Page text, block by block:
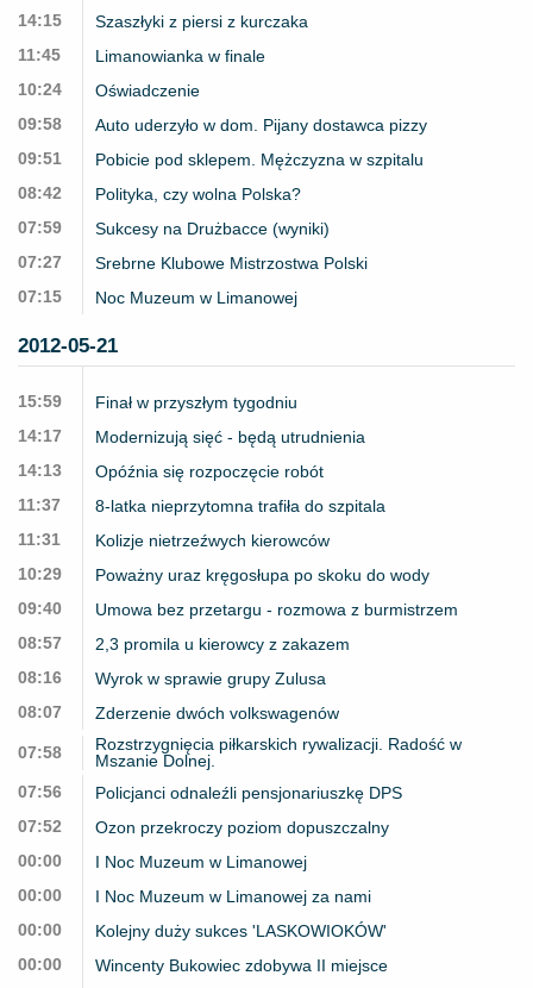
14:15
Szaszłyki z piersi z kurczaka
11:45
Limanowianka w finale
10:24
Oświadczenie
09:58
Auto uderzyło w dom. Pijany dostawca pizzy
09:51
Pobicie pod sklepem. Mężczyzna w szpitalu
08:42
Polityka, czy wolna Polska?
07:59
Sukcesy na Drużbacce (wyniki)
07:27
Srebrne Klubowe Mistrzostwa Polski
07:15
Noc Muzeum w Limanowej
2012-05-21
15:59
Finał w przyszłym tygodniu
14:17
Modernizują sięć - będą utrudnienia
14:13
Opóźnia się rozpoczęcie robót
11:37
8-latka nieprzytomna trafiła do szpitala
11:31
Kolizje nietrzeźwych kierowców
10:29
Poważny uraz kręgosłupa po skoku do wody
09:40
Umowa bez przetargu - rozmowa z burmistrzem
08:57
2,3 promila u kierowcy z zakazem
08:16
Wyrok w sprawie grupy Zulusa
08:07
Zderzenie dwóch volkswagenów
07:58
Rozstrzygnięcia piłkarskich rywalizacji. Radość w
Mszanie Dolnej.
07:56
Policjanci odnaleźli pensjonariuszkę DPS
07:52
Ozon przekroczy poziom dopuszczalny
00:00
I Noc Muzeum w Limanowej
00:00
I Noc Muzeum w Limanowej za nami
00:00
Kolejny duży sukces 'LASKOWIOKÓW'
00:00
Wincenty Bukowiec zdobywa II miejsce